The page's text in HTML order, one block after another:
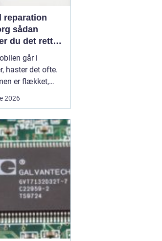
reparation
du det rette
går i
haster det ofte.
er flækket,
er der flere
at vælge
og det kan være
gennemskue,
der faktisk leverer
2026